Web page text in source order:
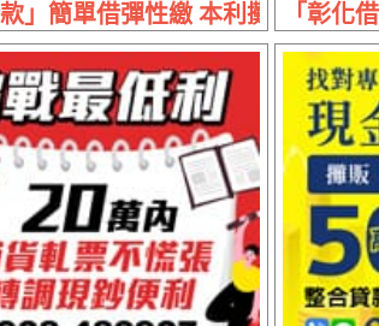
用重專業
款」簡單借彈性繳 本利攤還 | 借5萬
「彰化